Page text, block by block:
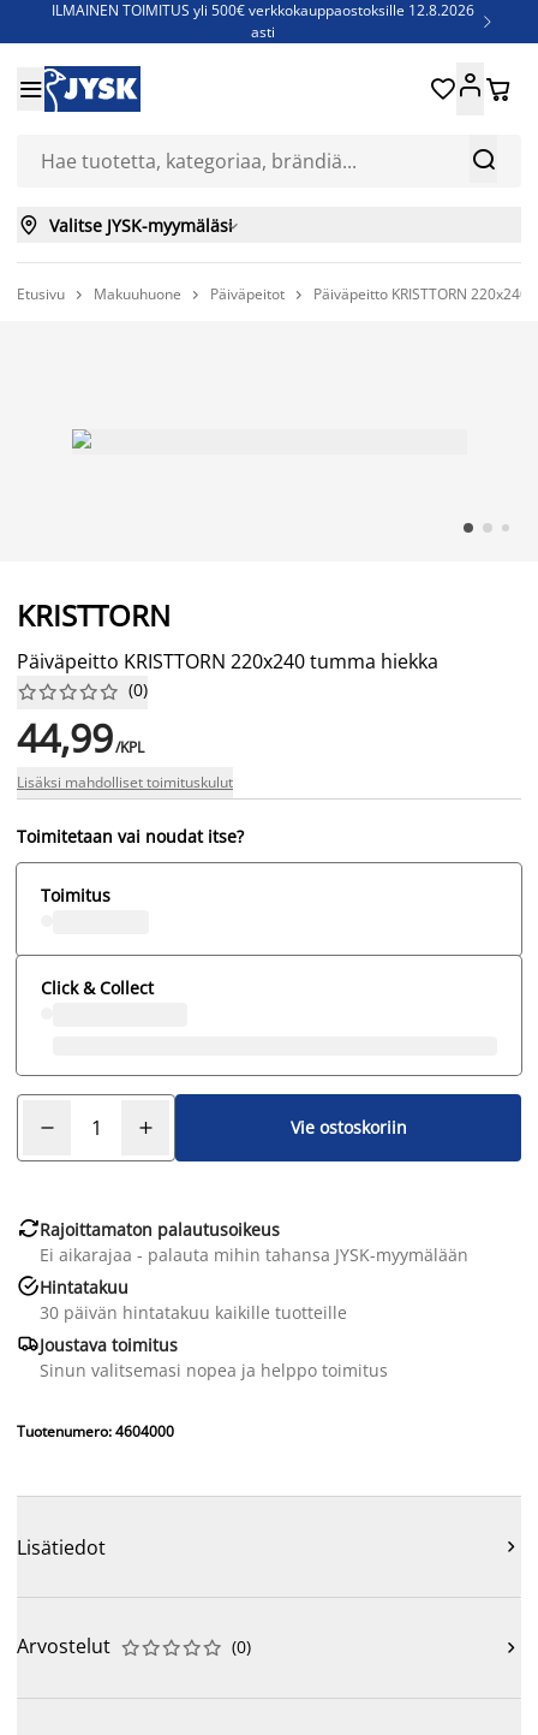
ILMAINEN TOIMITUS yli 500€ verkkokauppaostoksille 12.8.2026
asti

Jenkkisänkyjä - Säästä jopa 60%


 
 Valitse JYSK-myymäläsi
Etusivu  Makuuhuone  Päiväpeitot  Päiväpeitto KRISTTORN
KRISTTORN
Päiväpeitto KRISTTORN 220x240 tumma hiekka





 (0)
44,99/KPL
Lisäksi mahdolliset toimituskulut
Toimitetaan vai noudat itse?
Toimitus
Click & Collect
Vie ostoskoriin
Rajoittamaton palautusoikeus
Ei aikarajaa - palauta mihin tahansa JYSK-myymälään
Hintatakuu
30 päivän hintatakuu kaikille tuotteille
Joustava toimitus
Sinun valitsemasi nopea ja helppo toimitus
Tuotenumero: 4604000
Lisätiedot 
Arvostelut 




 (0) 